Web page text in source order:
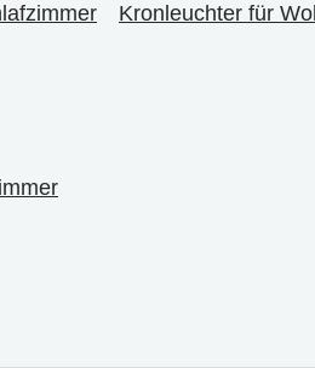
Kronleuchter für